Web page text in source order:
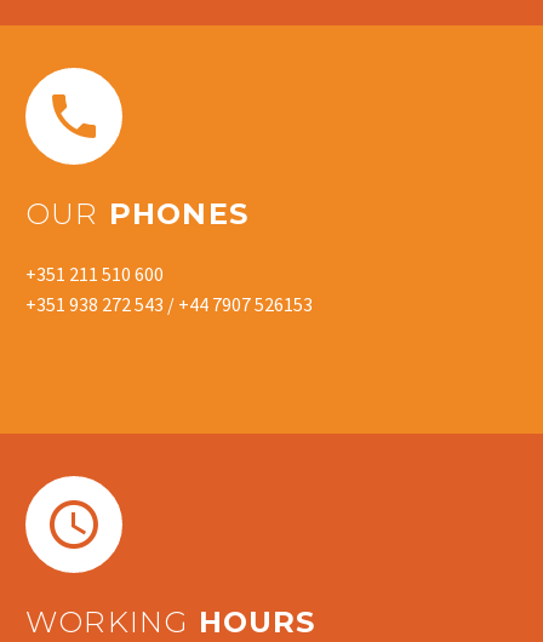


OUR PHONES
+351 211 510 600
+351 938 272 543 / +44 7907 526153


WORKING HOURS